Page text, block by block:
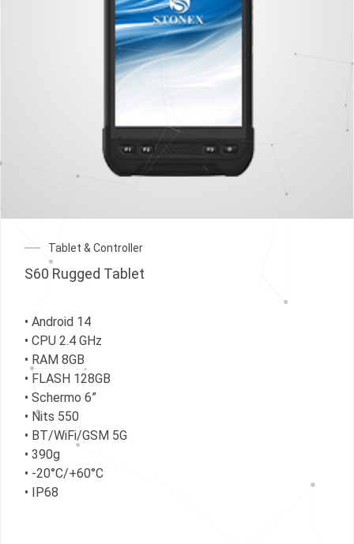
Tablet & Controller
S60 Rugged Tablet
• Android 14
• CPU 2.4 GHz
• RAM 8GB
• FLASH 128GB
• Schermo 6”
• Nits 550
• BT/WiFi/GSM 5G
• 390g
• -20°C/+60°C
• IP68